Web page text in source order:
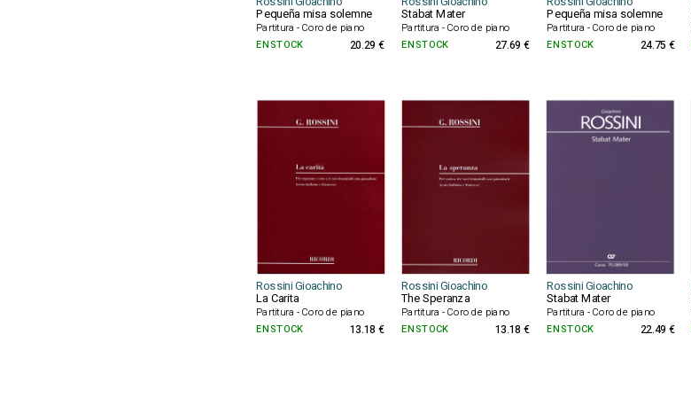
Pequeña misa solemne
Partitura - Coro de piano
Stabat Mater
Partitura - Coro de piano
Pequeña misa solemne
Partitura - Coro de piano
EN STOCK
20.29 € EN STOCK 27.69 € EN STOCK 24.75 €
Rossini Gioachino Rossini Gioachino Rossini Gioachino
La Carita
Partitura - Coro de piano
The Speranza
Partitura - Coro de piano
Stabat Mater
Partitura - Coro de piano
EN STOCK 13.18 € EN STOCK 13.18 € EN STOCK 22.49 €